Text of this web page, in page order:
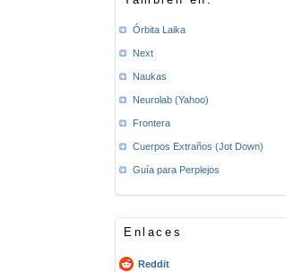
Órbita Laika
Next
Naukas
Neurolab (Yahoo)
Frontera
Cuerpos Extraños (Jot Down)
Guía para Perplejos
Enlaces
Reddit